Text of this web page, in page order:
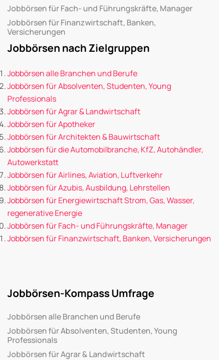
Jobbörsen für Fach- und Führungskräfte, Manager
Jobbörsen für Finanzwirtschaft, Banken,
Versicherungen
Jobbörsen nach Zielgruppen
Jobbörsen alle Branchen und Berufe
Jobbörsen für Absolventen, Studenten, Young
Professionals
Jobbörsen für Agrar & Landwirtschaft
Jobbörsen für Apotheker
Jobbörsen für Architekten & Bauwirtschaft
Jobbörsen für die Automobilbranche, KfZ, Autohändler,
Autowerkstatt
Jobbörsen für Airlines, Aviation, Luftverkehr
Jobbörsen für Azubis, Ausbildung, Lehrstellen
Jobbörsen für Energiewirtschaft Strom, Gas, Wasser,
regenerative Energie
Jobbörsen für Fach- und Führungskräfte, Manager
Jobbörsen für Finanzwirtschaft, Banken, Versicherungen
Jobbörsen-Kompass Umfrage
Jobbörsen alle Branchen und Berufe
Jobbörsen für Absolventen, Studenten, Young
Professionals
Jobbörsen für Agrar & Landwirtschaft